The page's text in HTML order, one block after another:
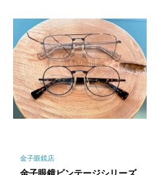
金子眼鏡店
金子眼鏡ビンテージシリーズ